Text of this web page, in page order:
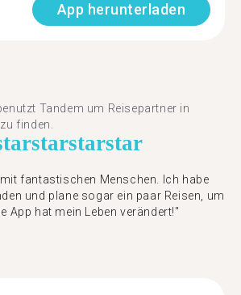
App herunterladen
Tandem um Reisepartner in
finden.
starstarstar
fantastischen Menschen. Ich habe
und plane sogar ein paar Reisen, um
App hat mein Leben verändert!"